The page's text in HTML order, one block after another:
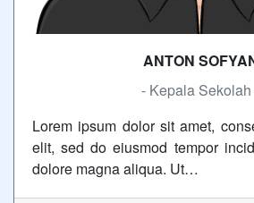
ANTON
- Kepala
Lorem ipsum dolor sit amet,
elit, sed do eiusmod tempor
dolore magna aliqua. Ut…